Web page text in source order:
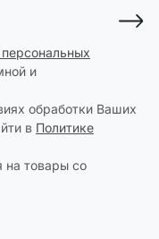
и
обработки Ваших
в Политике
на товары со